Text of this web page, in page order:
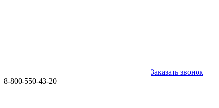
Заказать звонок
8-800-550-43-20